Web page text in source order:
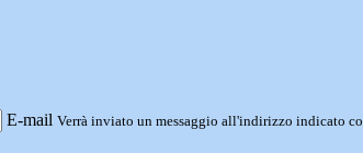
E-mail Verrà inviato un messaggio all'indirizzo indicato